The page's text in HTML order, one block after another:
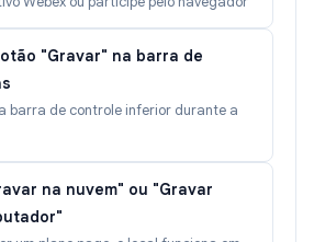
"Gravar" na barra de
barra de controle inferior durante a
na nuvem" ou "Gravar